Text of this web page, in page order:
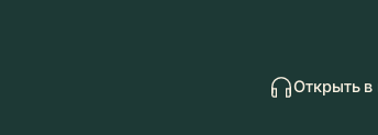
Открыть